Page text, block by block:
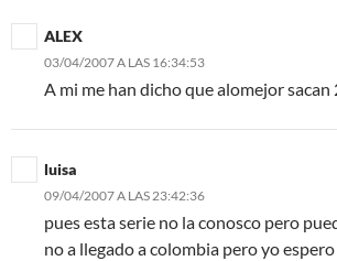
ALEX
03/04/2007 A LAS 16:34:53
A mi me han dicho que alomejor
luisa
09/04/2007 A LAS 23:42:36
pues esta serie no la conosco pero
no a llegado a colombia pero yo